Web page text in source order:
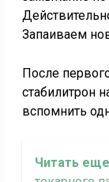
Запаиваем
После
стабилитрон
вспомнить
Читать